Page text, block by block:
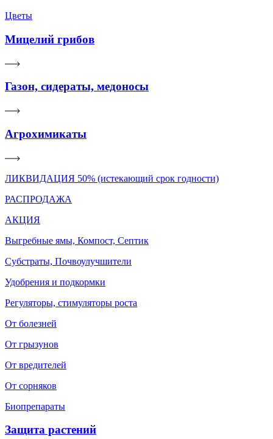
Цветы
Мицелий грибов
Газон, сидераты, медоносы
Агрохимикаты
ЛИКВИДАЦИЯ 50% (истекающий срок годности)
РАСПРОДАЖА
АКЦИЯ
Выгребные ямы, Компост, Септик
Субстраты, Почвоулучшители
Удобрения и подкормки
Регуляторы, стимуляторы роста
От болезней
От грызунов
От вредителей
От сорняков
Биопрепараты
Защита растений